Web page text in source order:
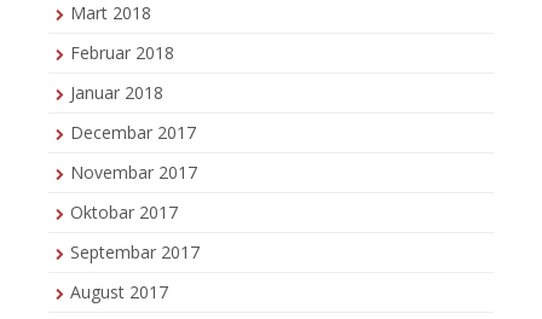
Mart 2018
Februar 2018
Januar 2018
Decembar 2017
Novembar 2017
Oktobar 2017
Septembar 2017
August 2017